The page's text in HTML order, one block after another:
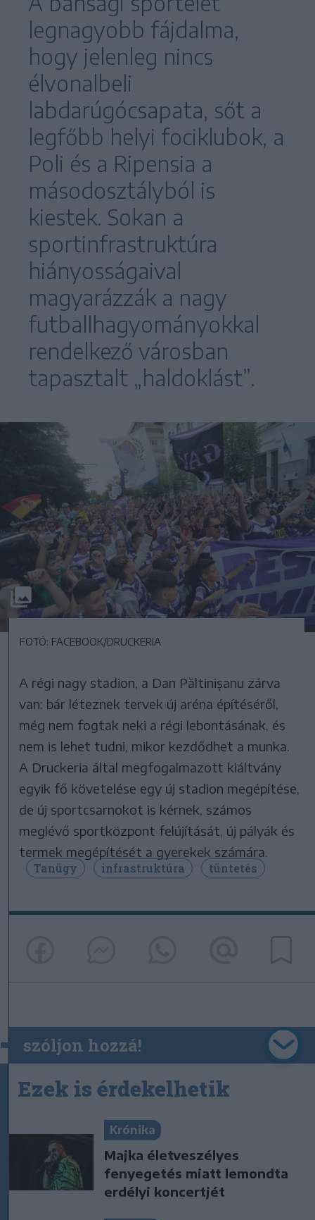
legnagyobb fájdalma,
hogy jelenleg nincs
élvonalbeli
labdarúgócsapata, sőt a
legfőbb helyi fociklubok, a
Poli és a Ripensia a
másodosztályból is
kiestek. Sokan a
sportinfrastruktúra
hiányosságaival
magyarázzák a nagy
futballhagyományokkal
rendelkező városban
tapasztalt „haldoklást”.
FOTÓ: FACEBOOK/DRUCKERIA
A régi nagy stadion, a Dan Păltinișanu zárva
van: bár léteznek tervek új aréna építéséről,
még nem fogtak neki a régi lebontásának, és
nem is lehet tudni, mikor kezdődhet a munka.
A Druckeria által megfogalmazott kiáltvány
egyik fő követelése egy új stadion megépítése,
de új sportcsarnokot is kérnek, számos
meglévő sportközpont felújítását, új pályák és
termek megépítését a gyerekek számára.
Tanügy infrastruktúra tüntetés
szóljon hozzá!
Ezek is érdekelhetik
Krónika
Majka életveszélyes
fenyegetés miatt lemondta
erdélyi koncertjét